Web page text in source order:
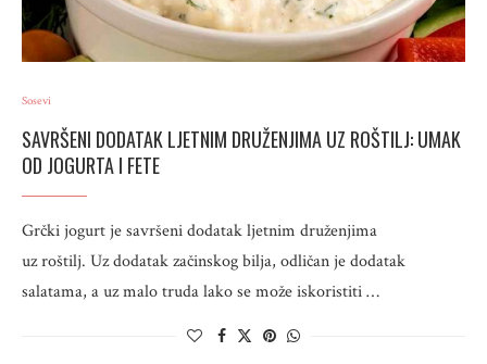
Sosevi
SAVRŠENI DODATAK LJETNIM DRUŽENJIMA UZ ROŠTILJ: UMAK
OD JOGURTA I FETE
Grčki jogurt je savršeni dodatak ljetnim druženjima
uz roštilj. Uz dodatak začinskog bilja, odličan je dodatak
salatama, a uz malo truda lako se može iskoristiti …